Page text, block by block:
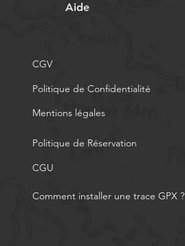
Aide
CGV
Politique de Confidentialité
Mentions légales
Politique de Réservation
CGU
Comment installer une trace GPX ?